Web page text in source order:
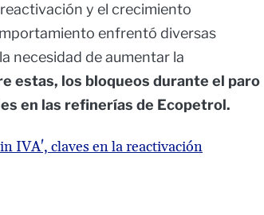
y el crecimiento
enfrentó diversas
necesidad de aumentar la
estas, los bloqueos durante el paro
en las refinerías de Ecopetrol.
IVA', claves en la reactivación